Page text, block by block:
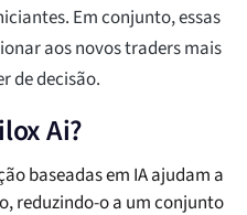
Em conjunto, essas
aos novos traders mais
de decisão.
Ai?
baseadas em IA ajudam a
reduzindo-o a um conjunto